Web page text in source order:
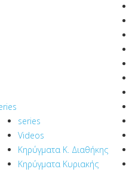
series
Videos
Κηρύγματα Κ. Διαθήκης
Κηρύγματα Κυριακής